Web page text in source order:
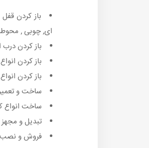
باز کردن
ای, چوبی ,
باز کردن
باز کردن
باز کردن
ساخت و
ساخت انواع
تبدیل و مجهز
فروش و نصب